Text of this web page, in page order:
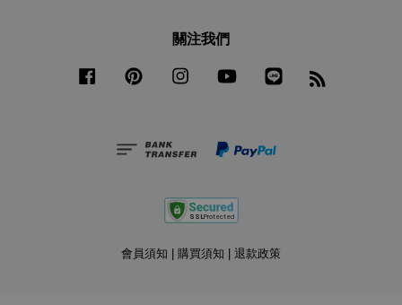
關注我們
Facebook Pinterest Instagram YouTube
會員須知 購買須知 退款政策